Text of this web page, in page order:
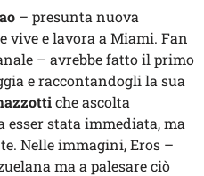
– presunta nuova
vive e lavora a Miami. Fan
– avrebbe fatto il primo
e raccontandogli la sua
che ascolta
esser stata immediata, ma
Nelle immagini, Eros –
ma a palesare ciò